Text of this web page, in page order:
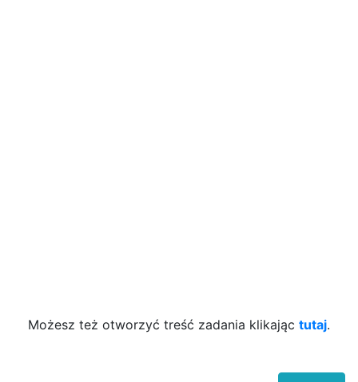
Możesz też otworzyć treść zadania klikając tutaj.